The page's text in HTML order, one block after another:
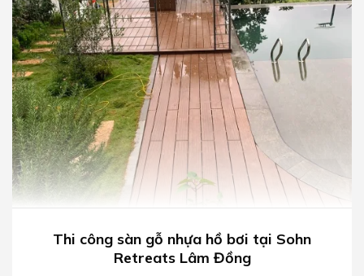
Thi công sàn gỗ nhựa hồ bơi tại Sohn
Retreats Lâm Đồng